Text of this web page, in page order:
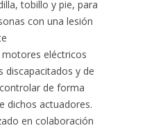
tobillo y pie, para
con una lesión
eléctricos
discapacitados y de
de forma
dichos actuadores.
en colaboración